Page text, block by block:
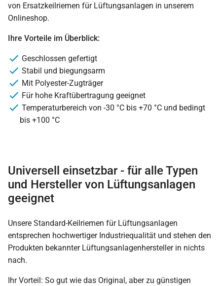
von Ersatzkeilriemen für Lüftungsanlagen in unserem
Onlineshop.
Ihre Vorteile im Überblick:
Geschlossen gefertigt
Stabil und biegungsarm
Mit Polyester-Zugträger
Für hohe Kraftübertragung geeignet
Temperaturbereich von -30 °C bis +70 °C und bedingt
bis +100 °C
Universell einsetzbar - für alle Typen
und Hersteller von Lüftungsanlagen
geeignet
Unsere Standard-Keilriemen für Lüftungsanlagen
entsprechen hochwertiger Industriequalität und stehen den
Produkten bekannter Lüftungsanlagenhersteller in nichts
nach.
Ihr Vorteil: So gut wie das Original, aber zu günstigen